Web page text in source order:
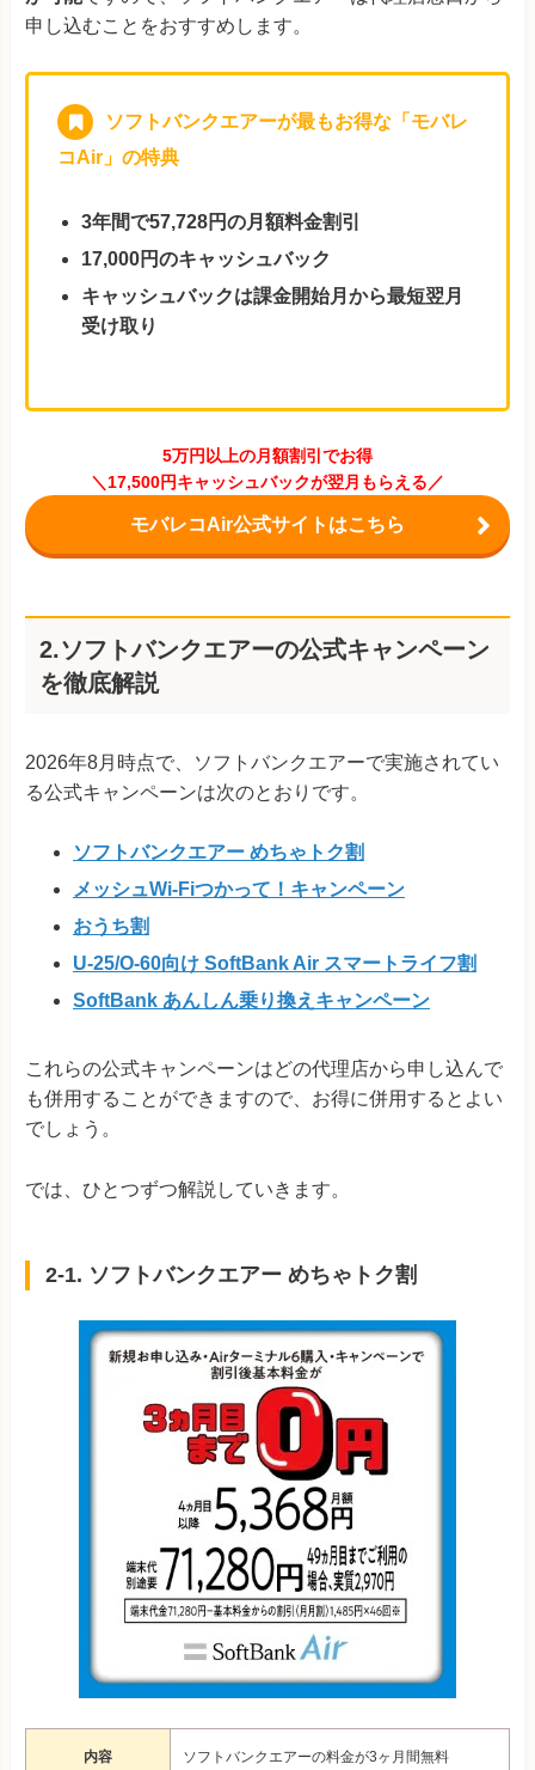
（代理店）
（代理店）
申し込むことをおすすめします。
ソフトバンクエアーが最もお得な「モバレ
コAir」の特典
3年間で57,728円の月額料金割引
17,000円のキャッシュバック
キャッシュバックは課金開始月から最短翌月
受け取り
5万円以上の月額割引でお得
＼17,500円キャッシュバックが翌月もらえる／
モバレコAir公式サイトはこちら
2.ソフトバンクエアーの公式キャンペーン
を徹底解説
2026年8月時点で、ソフトバンクエアーで実施されてい
る公式キャンペーンは次のとおりです。
ソフトバンクエアー めちゃトク割
メッシュWi-Fiつかって！キャンペーン
おうち割
U-25/O-60向け SoftBank Air スマートライフ割
SoftBank あんしん乗り換えキャンペーン
これらの公式キャンペーンはどの代理店から申し込んで
も併用することができますので、お得に併用するとよい
でしょう。
では、ひとつずつ解説していきます。
2-1. ソフトバンクエアー めちゃトク割
内容 ソフトバンクエアーの料金が3ヶ月間無料